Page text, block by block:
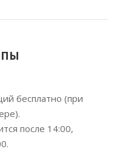
бесплатно (при
после 14:00,